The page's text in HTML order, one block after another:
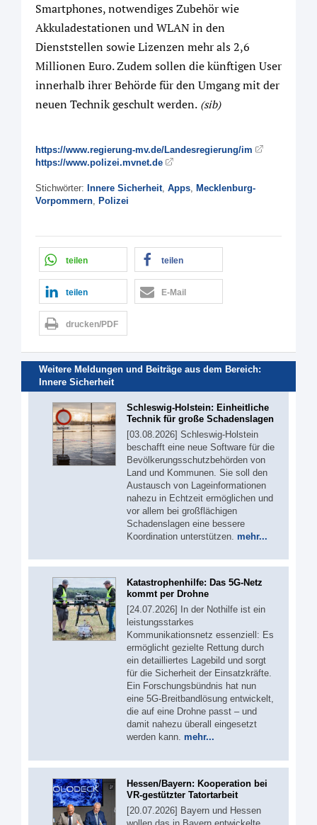
Smartphones, notwendiges Zubehör wie
Akkuladestationen und WLAN in den
Dienststellen sowie Lizenzen mehr als 2,6
Millionen Euro. Zudem sollen die künftigen User
innerhalb ihrer Behörde für den Umgang mit der
neuen Technik geschult werden. (sib)
https://www.regierung-mv.de/Landesregierung/im
https://www.polizei.mvnet.de
Stichwörter: Innere Sicherheit, Apps, Mecklenburg-
Vorpommern, Polizei
teilen teilen
teilen E-Mail
drucken/PDF
Weitere Meldungen und Beiträge aus dem Bereich:
Innere Sicherheit
Schleswig-Holstein: Einheitliche
Technik für große Schadenslagen
[03.08.2026] Schleswig-Holstein
beschafft eine neue Software für die
Bevölkerungsschutzbehörden von
Land und Kommunen. Sie soll den
Austausch von Lageinformationen
nahezu in Echtzeit ermöglichen und
vor allem bei großflächigen
Schadenslagen eine bessere
Koordination unterstützen. mehr...
Katastrophenhilfe: Das 5G-Netz
kommt per Drohne
[24.07.2026] In der Nothilfe ist ein
leistungsstarkes
Kommunikationsnetz essenziell: Es
ermöglicht gezielte Rettung durch
ein detailliertes Lagebild und sorgt
für die Sicherheit der Einsatzkräfte.
Ein Forschungsbündnis hat nun
eine 5G-Breitbandlösung entwickelt,
die auf eine Drohne passt – und
damit nahezu überall eingesetzt
werden kann. mehr...
Hessen/Bayern: Kooperation bei
VR-gestützter Tatortarbeit
[20.07.2026] Bayern und Hessen
wollen das in Bayern entwickelte